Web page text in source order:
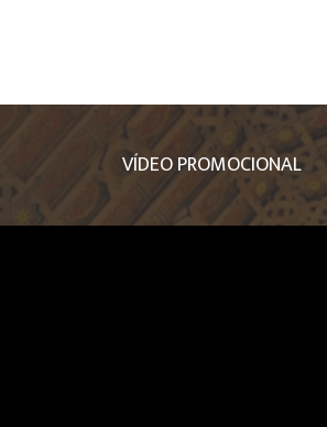
VÍDEO PROMOCIONAL